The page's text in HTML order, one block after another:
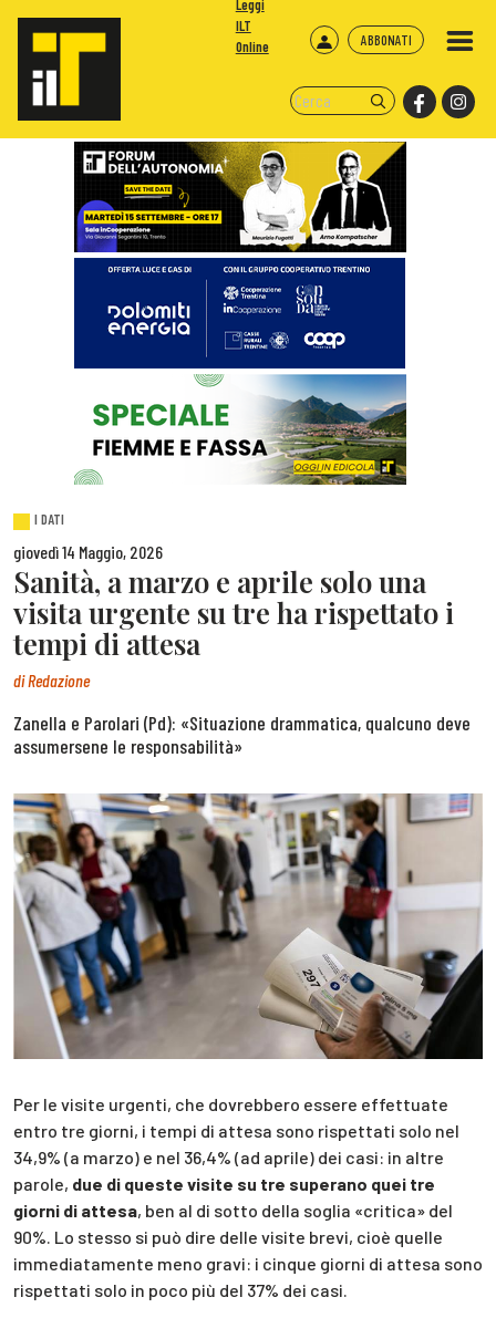
ABBONATI
Leggi
ILT
Online
I DATI
giovedì 14 Maggio, 2026
Sanità, a marzo e aprile solo una
visita urgente su tre ha rispettato i
tempi di attesa
diRedazione
Zanella e Parolari (Pd): «Situazione drammatica, qualcuno deve
assumersene le responsabilità»
Per le visite urgenti, che dovrebbero essere effettuate
entro tre giorni, i tempi di attesa sono rispettati solo nel
34,9% (a marzo) e nel 36,4% (ad aprile) dei casi: in altre
parole, due di queste visite su tre superano quei tre
giorni di attesa, ben al di sotto della soglia «critica» del
90%. Lo stesso si può dire delle visite brevi, cioè quelle
immediatamente meno gravi: i cinque giorni di attesa sono
rispettati solo in poco più del 37% dei casi.